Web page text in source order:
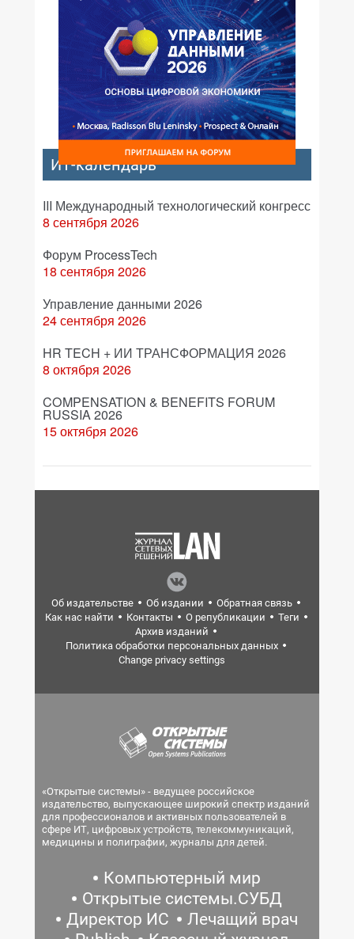
ИТ-календарь
III Международный технологический конгресс
8 сентября 2026
Форум ProcessTech
18 сентября 2026
Управление данными 2026
24 сентября 2026
HR TECH + ИИ ТРАНСФОРМАЦИЯ 2026
8 октября 2026
COMPENSATION & BENEFITS FORUM
RUSSIA 2026
15 октября 2026
Об издательстве Об издании
Обратная связь
Как нас найти
Контакты О републикации
Теги
Архив изданий
Политика обработки персональных данных
Change privacy settings
«Открытые системы» - ведущее российское
издательство, выпускающее широкий спектр изданий
для профессионалов и активных пользователей в
сфере ИТ, цифровых устройств, телекоммуникаций,
медицины и полиграфии, журналы для детей.
Компьютерный мир
Открытые системы.СУБД
Директор ИС
Лечащий врач